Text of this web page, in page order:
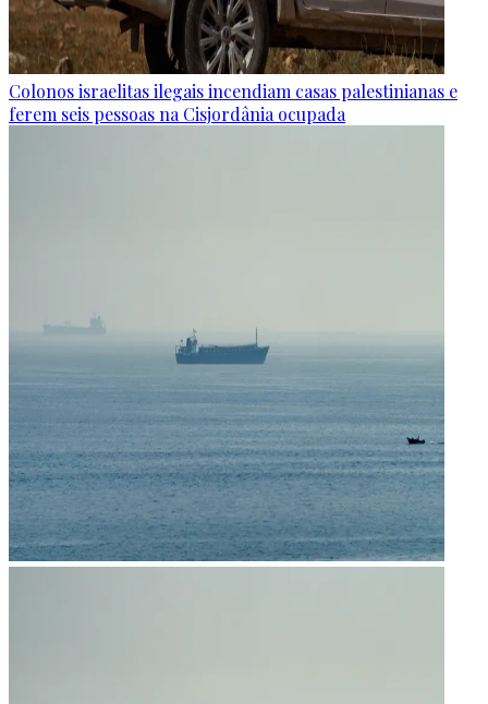
Colonos israelitas ilegais incendiam casas palestinianas e
ferem seis pessoas na Cisjordânia ocupada